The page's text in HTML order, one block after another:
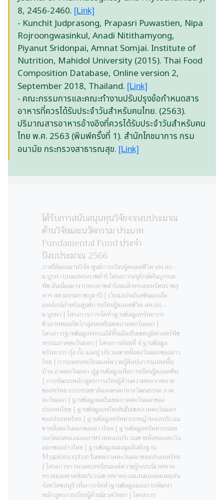
8, 2456-2460. [Link]
- Kunchit Judprasong, Prapasri Puwastien, Nipa
Rojroongwasinkul, Anadi Nitithamyong,
Piyanut Sridonpai, Amnat Somjai. Institute of
Nutrition, Mahidol University (2015). Thai Food
Composition Database, Online version 2,
September 2018, Thailand. [Link]
- คณะกรรมการและคณะทำงานปรับปรุงข้อกำหนดสาร
อาหารที่ควรได้รับประจำวันสำหรับคนไทย. (2563).
ปริมาณสารอาหารอ้างอิงที่ควรได้รับประจำวันสำหรับคน
ไทย พ.ศ. 2563 (พิมพ์ครั้งที่ 1). สำนักโภชนาการ กรม
อนามัย กระทรวงสาธารณสุข. [Link]
ได้รับการสนับสนุนทุนวิจัยจากงบประมาณ
ด้านวิจัยและนวัตกรรม ประเภท
Fundamental Fund ประจำ
ปีงบประมาณ 2566
ภายใต้แผนงานวิจัย ศูนย์การเรียนรู้ตลอดชีวิต อพ.สธ.-
ม.บูรพา (สนองพระราชดำริ โครงการอนุรักษ์พันธุกรรม
พืช อันเนื่องมาจากพระราชดำริสมเด็จพระเทพรัตนราชสุ
ดาฯ สยามบรมราชกุมารี) | เว็บแอปพลิเคชันและสื่อ
ออนไลน์สำหรับศูนย์การเรียนรู้ตลอดชีวิต อพ.สธ.-
ม.บูรพา | โครงการการจัดทําฐานข้อมูลทรัพยากร
ชีวภาพของสัตว์กลุ่มหอยในเขตภาคตะวันออก |
โครงการฐานข้อมูลพรรณไม้พื้นเมืองในเขตภูมิศาสตร์พืช
พรรณภาคตะวันออก | โครงการย่อยที่ 4 ฐานข้อมูล
ทรัพยากร กุ้ง กั้ง และปู บริเวณชายฝั่งตะวันออกของอ่าว
ไทย | การถอดบทเรียนองค์ความรู้ศิลปะการแสดงพื้น
บ้าน ภาคตะวันออก สู่ฐานข้อมูลเพื่อการเรียนรู้ตลอดชีพ
| การพัฒนาหลักสูตรการเรียนรู้ด้านความหลากหลาย
ของทรัพยากรธรรมชาติและมรดกทางวัฒนธรรม ภาค
ตะวันออก | ฐานข้อมูลมดในเขตภาคตะวันออกของ
ประเทศไทย | ฐานข้อมูลเพรียงหินในเขตภาคตะวันออก
ของประเทศไทย | ฐานข้อมูลทรัพยากรหญ้าทะเลบริเวณ
ชายฝั่งตะวันออกของอ่าวไทย | ฐานข้อมูลทรัพยากรแพ
ลงก์ตอนทะเลและสาหร่ายทะเลบริเวณชายฝั่งทะเลตะวัน
ออกของอ่าวไทย | ฐานข้อมูลแมงมุมอันดับฐาน
Mygalomorphae ในเขตภาคตะวันออกของประเทศไทย
| โครงการการถอดบทเรียนองค์ความรู้ระบบนิเวศหาด
ทรายและหาดหินบริเวณชายหาดบางแสนและแหลมแท่น
จังหวัดชลบุรี เพื่อการจัดทำฐานข้อมูลและการพัฒนา
หลักสูตรการเรียนรู้ด้านนิเวศวิทยา | โครงการ